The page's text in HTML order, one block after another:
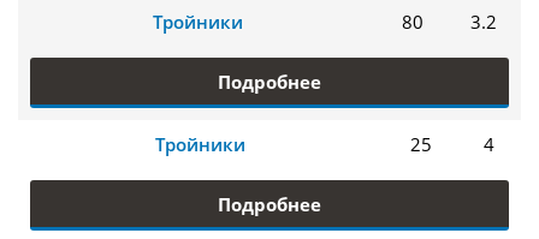
Тройники 80 3.2
Подробнее
Тройники 25 4
Подробнее